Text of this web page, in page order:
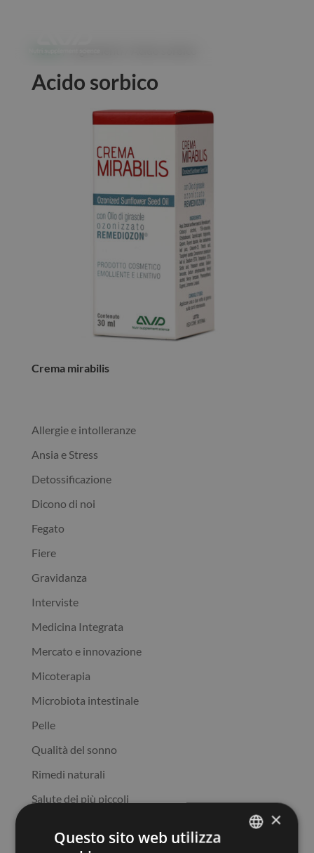
Acido sorbico
Crema mirabilis
Allergie e intolleranze
Ansia e Stress
Detossificazione
Dicono di noi
Fegato
Fiere
Gravidanza
Interviste
Medicina Integrata
Mercato e innovazione
Micoterapia
Microbiota intestinale
Pelle
Qualità del sonno
Rimedi naturali
Salute dei più piccoli
Salute dell'intestino
×
Questo sito web utilizza